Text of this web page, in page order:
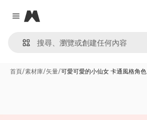
Close menu
Magnific
首頁/素材庫/矢量/可愛可愛的小仙女 卡通風格角色